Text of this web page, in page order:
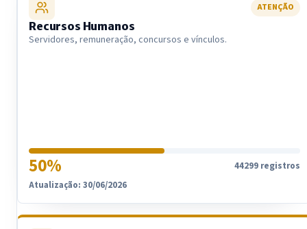
ATENÇÃO
Recursos Humanos
Servidores, remuneração, concursos e vínculos.
50%
44299 registros
Atualização: 30/06/2026